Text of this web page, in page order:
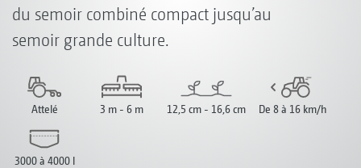
du semoir combiné compact jusqu’au
semoir grande culture.
Attelé 3 m - 6 m 12,5 cm - 16,6 cm De 8 à 16 km/h
3000 à 4000 l